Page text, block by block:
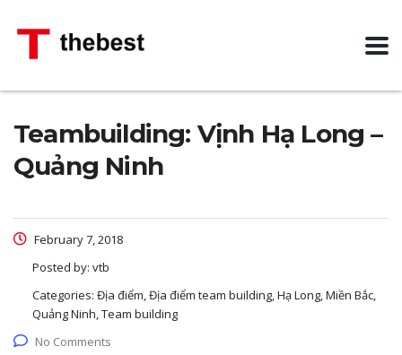
Teambuilding: Vịnh Hạ Long –
Quảng Ninh
February 7, 2018
Posted by: vtb
Categories: Địa điểm, Địa điểm team building, Hạ Long, Miền Bắc,
Quảng Ninh, Team building
No Comments